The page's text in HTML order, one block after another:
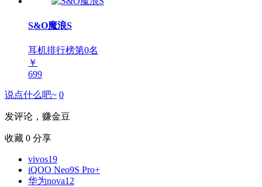
S&O魔浪S
耳机排行榜第0名
￥
699
说点什么吧~ 0
发评论，赚金豆
收藏 0 分享
vivos19
iQOO Neo9S Pro+
华为nova12